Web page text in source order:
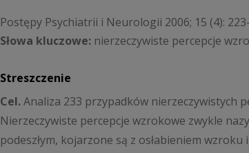
Postępy Psychiatrii i Neurologii 2006; 15 (4):
Słowa kluczowe: nierzeczywiste percepcje
Streszczenie
Cel.Analiza 233 przypadków nierzeczywistych
Nierzeczywiste percepcje wzrokowe zwykle
podeszłym, kojarzone są z osłabieniem